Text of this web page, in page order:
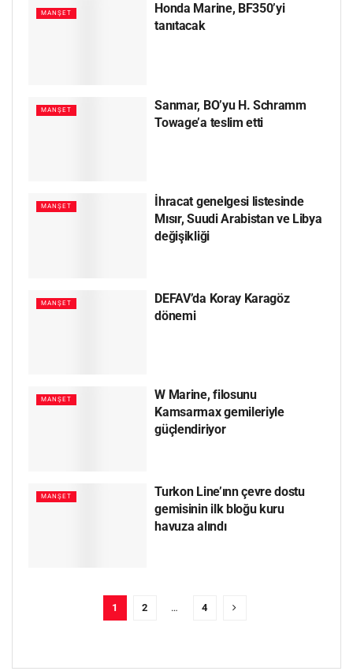
MANŞET
Honda Marine, BF350’yi
tanıtacak
MANŞET
Sanmar, BO’yu H. Schramm
Towage’a teslim etti
MANŞET
İhracat genelgesi listesinde
Mısır, Suudi Arabistan ve Libya
değişikliği
MANŞET
DEFAV’da Koray Karagöz
dönemi
MANŞET
W Marine, filosunu
Kamsarmax gemileriyle
güçlendiriyor
MANŞET
Turkon Line’ınn çevre dostu
gemisinin ilk bloğu kuru
havuza alındı
1 2 … 4